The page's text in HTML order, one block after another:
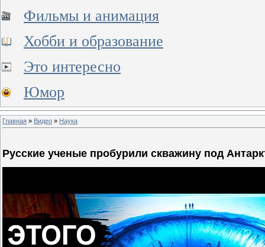
Фильмы и анимация
Хобби и образование
Это интересно
Юмор
Главная » Видео » Наука
Русские ученые пробурили скважину под